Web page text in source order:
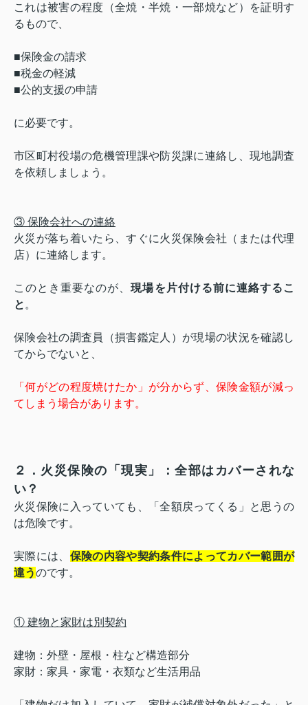
これは被害の程度（全焼・半焼・一部焼など）を証明す
るもので、
■保険金の請求
■税金の軽減
■公的支援の申請
に必要です。
市区町村役場の危機管理課や防災課に連絡し、現地調査
を依頼しましょう。
③ 保険会社への連絡
火災が落ち着いたら、すぐに火災保険会社（または代理
店）に連絡します。
このとき重要なのが、現場を片付ける前に連絡するこ
と 。
保険会社の調査員（損害鑑定人）が現場の状況を確認し
てからでないと、
「何がどの程度焼けたか」が分からず、保険金額が減っ
てしまう場合があります。
２．火災保険の「現実」：全部はカバーされな
い？
火災保険に入っていても、「全額戻ってくる」と思うの
は危険です。
実際には、 保険の内容や契約条件によってカバー範囲が
違うのです。
① 建物と家財は別契約
建物：外壁・屋根・柱など構造部分
家財：家具・家電・衣類など生活用品